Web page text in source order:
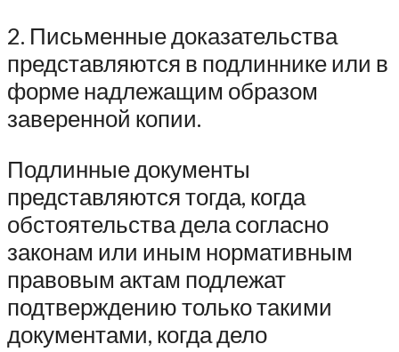
2. Письменные доказательства
представляются в подлиннике или в
форме надлежащим образом
заверенной копии.
Подлинные документы
представляются тогда, когда
обстоятельства дела согласно
законам или иным нормативным
правовым актам подлежат
подтверждению только такими
документами, когда дело